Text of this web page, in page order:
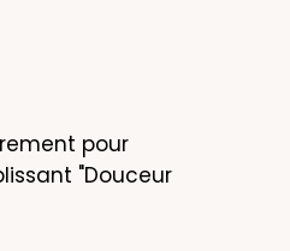
pour
"Douceur